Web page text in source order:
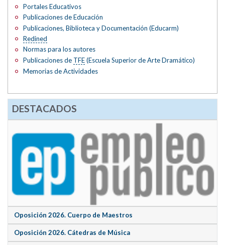
Portales Educativos
Publicaciones de Educación
Publicaciones, Biblioteca y Documentación (Educarm)
Redined
Normas para los autores
Publicaciones de TFE(Escuela Superior de Arte Dramático)
Memorias de Actividades
DESTACADOS
Oposición 2026. Cuerpo de Maestros
Oposición 2026. Cátedras de Música